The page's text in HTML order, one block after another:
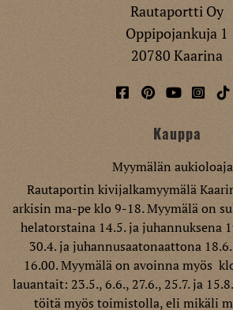
Rautaportti Oy
Oppipojankuja 1
20780 Kaarina
Kauppa
Myymälän
Rautaportin kivijalkamyymälä
arkisin ma-pe klo 9-18. Myymälä on
helatorstaina 14.5. ja juhannuksena
30.4. ja juhannusaatonaattona
16.00. Myymälä on avoinna myös
lauantait: 23.5., 6.6., 27.6., 25.7. ja
töitä myös toimistolla, eli mikäli